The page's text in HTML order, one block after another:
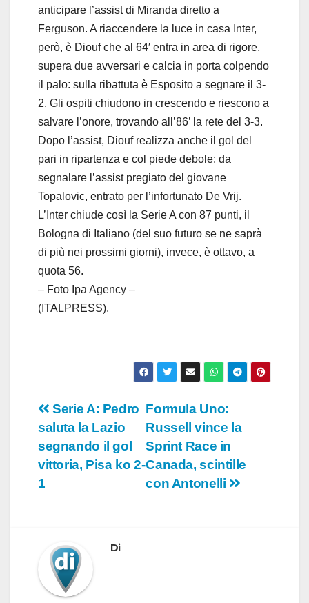
anticipare l’assist di Miranda diretto a
Ferguson. A riaccendere la luce in casa Inter,
però, è Diouf che al 64′ entra in area di rigore,
supera due avversari e calcia in porta colpendo
il palo: sulla ribattuta è Esposito a segnare il 3-
2. Gli ospiti chiudono in crescendo e riescono a
salvare l’onore, trovando all’86’ la rete del 3-3.
Dopo l’assist, Diouf realizza anche il gol del
pari in ripartenza e col piede debole: da
segnalare l’assist pregiato del giovane
Topalovic, entrato per l’infortunato De Vrij.
L’Inter chiude così la Serie A con 87 punti, il
Bologna di Italiano (del suo futuro se ne saprà
di più nei prossimi giorni), invece, è ottavo, a
quota 56.
– Foto Ipa Agency –
(ITALPRESS).
Navigazione
articoli
Formula Uno:
Russell vince la
Sprint Race in
Canada, scintille
con Antonelli
Serie A: Pedro
saluta la Lazio
segnando il gol
vittoria, Pisa ko 2-
1
Di